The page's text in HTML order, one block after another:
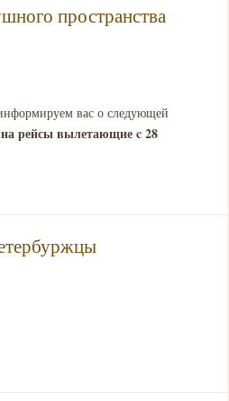
пространства
вас о следующей
рейсы вылетающие c 28